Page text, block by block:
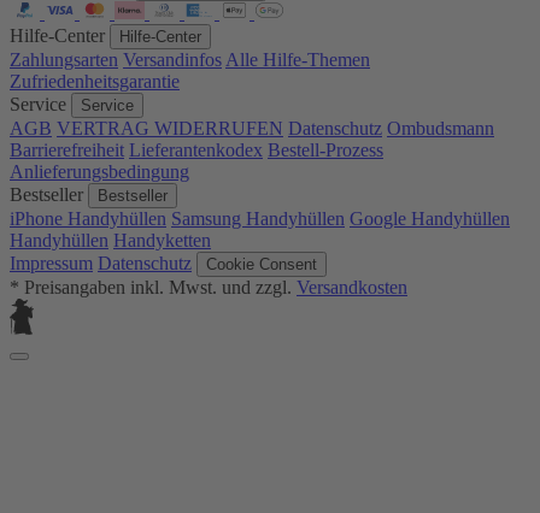
Hilfe-Center Hilfe-Center
Zahlungsarten Versandinfos Alle Hilfe-Themen
Zufriedenheitsgarantie
Service
Service
AGB VERTRAG WIDERRUFEN Datenschutz Ombudsmann
Barrierefreiheit Lieferantenkodex Bestell-Prozess
Anlieferungsbedingung
Bestseller
Bestseller
iPhone Handyhüllen Samsung Handyhüllen Google Handyhüllen
Handyhüllen Handyketten
Impressum Datenschutz Cookie Consent
* Preisangaben inkl. Mwst. und zzgl. Versandkosten